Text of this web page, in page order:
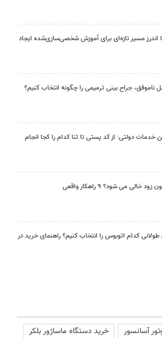
اندرز مسیر تازه‌ای برای آموزش شخصی‌سازی‌شده ایجاد
ناموفق، جراح بینی ترمیمی را چگونه انتخاب کنیم؟
خدمات دولتی: از کد پستی تا ثنا کدام را کجا انجام
خالی می شود؟ ۹ راهکار واقعی
کدام اتوبوس را انتخاب کنیم؟ راهنمای خرید در
آسانسور
خرید دستگاه ماساژور بلکر